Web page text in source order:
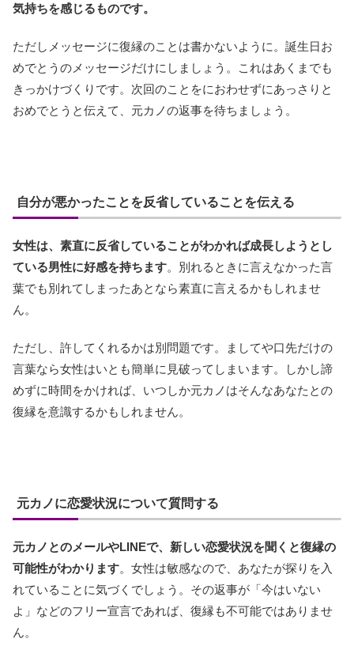
気持ちを感じるものです。
ただしメッセージに復縁のことは書かないように。誕生日お
めでとうのメッセージだけにしましょう。これはあくまでも
きっかけづくりです。次回のことをにおわせずにあっさりと
おめでとうと伝えて、元カノの返事を待ちましょう。
自分が悪かったことを反省していることを伝える
女性は、素直に反省していることがわかれば成長しようとし
ている男性に好感を持ちます。別れるときに言えなかった言
葉でも別れてしまったあとなら素直に言えるかもしれませ
ん。
ただし、許してくれるかは別問題です。ましてや口先だけの
言葉なら女性はいとも簡単に見破ってしまいます。しかし諦
めずに時間をかければ、いつしか元カノはそんなあなたとの
復縁を意識するかもしれません。
元カノに恋愛状況について質問する
元カノとのメールやLINEで、新しい恋愛状況を聞くと復縁の
可能性がわかります。女性は敏感なので、あなたが探りを入
れていることに気づくでしょう。その返事が「今はいない
よ」などのフリー宣言であれば、復縁も不可能ではありませ
ん。